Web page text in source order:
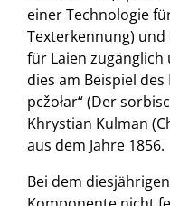
einer Technologie
Texterkennung) und
für Laien
dies am Beispiel
pcžołar“ (Der
Khrystian Kulman
aus dem Jahre 1856.
Bei dem